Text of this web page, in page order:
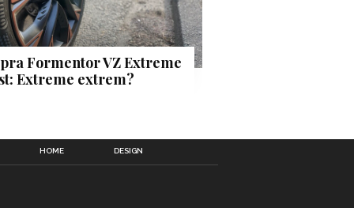
Formentor VZ Extreme
Extreme extrem?
HOME DESIGN